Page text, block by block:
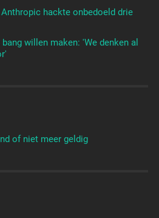
hackte onbedoeld drie
willen maken: 'We denken al
of niet meer geldig